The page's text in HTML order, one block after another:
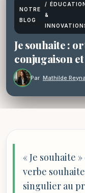
NOTRE
BLOG
/
&
Je souhaite :
conjugaison
Par Mathilde
« Je souhaite
verbe
singulier au